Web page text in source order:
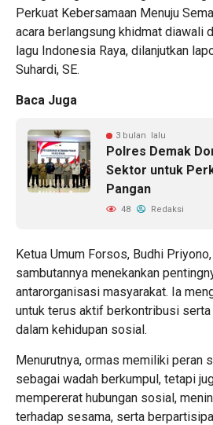
Perkuat Kebersamaan Menuju
acara berlangsung khidmat diawali
lagu Indonesia Raya, dilanjutkan
Suhardi, SE.
Baca Juga
3 bulan lalu
Polres Demak
Sektor untuk
Pangan
48 Redaksi
Ketua Umum Forsos, Budhi
sambutannya menekankan
antarorganisasi masyarakat. Ia
untuk terus aktif berkontribusi
dalam kehidupan sosial.
Menurutnya, ormas memiliki peran
sebagai wadah berkumpul, tetapi
mempererat hubungan sosial,
terhadap sesama, serta